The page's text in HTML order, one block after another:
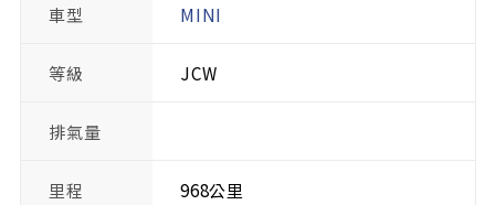
車型 MINI
等級 JCW
排氣量
里程 968公里